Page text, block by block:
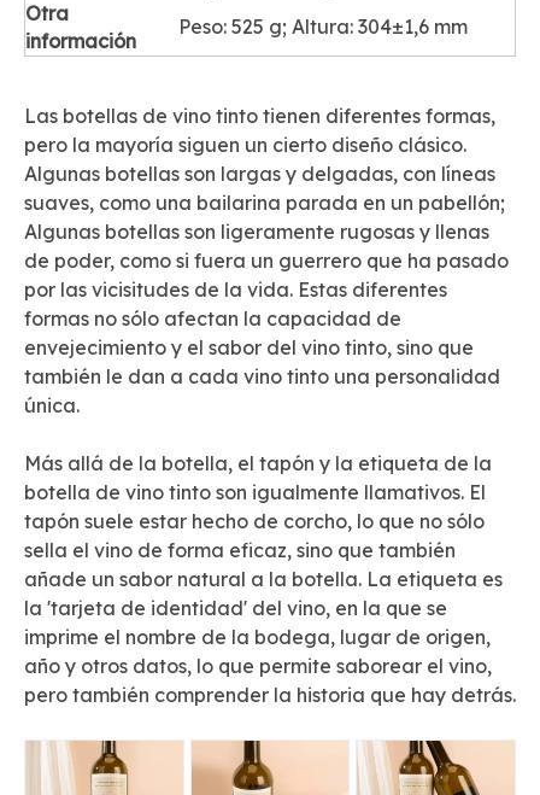
Otra
información
Peso: 525 g; Altura: 304±1,6 mm
Las botellas de vino tinto tienen diferentes formas,
pero la mayoría siguen un cierto diseño clásico.
Algunas botellas son largas y delgadas, con líneas
suaves, como una bailarina parada en un pabellón;
Algunas botellas son ligeramente rugosas y llenas
de poder, como si fuera un guerrero que ha pasado
por las vicisitudes de la vida. Estas diferentes
formas no sólo afectan la capacidad de
envejecimiento y el sabor del vino tinto, sino que
también le dan a cada vino tinto una personalidad
única.
Más allá de la botella, el tapón y la etiqueta de la
botella de vino tinto son igualmente llamativos. El
tapón suele estar hecho de corcho, lo que no sólo
sella el vino de forma eficaz, sino que también
añade un sabor natural a la botella. La etiqueta es
la 'tarjeta de identidad' del vino, en la que se
imprime el nombre de la bodega, lugar de origen,
año y otros datos, lo que permite saborear el vino,
pero también comprender la historia que hay detrás.